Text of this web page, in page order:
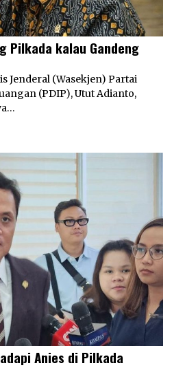
Pilkada kalau Gandeng
Jenderal (Wasekjen) Partai
(PDIP), Utut Adianto,
Anies di Pilkada